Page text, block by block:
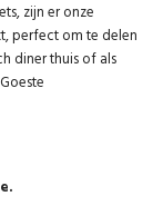
zijn er onze
perfect om te delen
diner thuis of als